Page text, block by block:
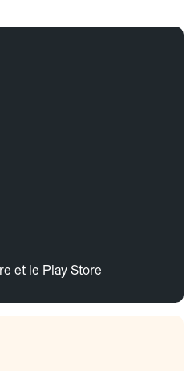
et le Play Store